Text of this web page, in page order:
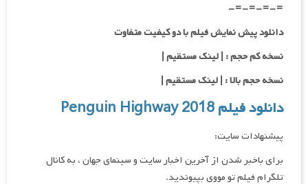
=-=-=-=-
دانلود پیش نمایش فیلم با دو کیفیت متفاوت
نسخه کم حجم : | لینک مستقیم |
نسخه حجم بالا : | لینک مستقیم |
دانلود فیلم Penguin Highway 2018
پیشنهادات سایت:
برای باخبر شدن از آخرین اخبار سایت و سینمای جهان ، به کانال
تلگرام فیلم تو مووی بپیوندید.